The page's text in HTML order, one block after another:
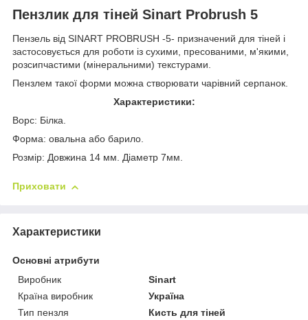
Пензлик для тіней Sinart Probrush 5
Пензель від SINART PROBRUSH -5- призначений для тіней і
застосовується для роботи із сухими, пресованими, м'якими,
розсипчастими (мінеральними) текстурами.
Пензлем такої форми можна створювати чарівний серпанок.
Характеристики:
Ворс: Білка.
Форма: овальна або барило.
Розмір: Довжина 14 мм. Діаметр 7мм.
Приховати
Характеристики
Основні атрибути
Виробник
Sinart
Країна виробник
Україна
Тип пензля
Кисть для тіней